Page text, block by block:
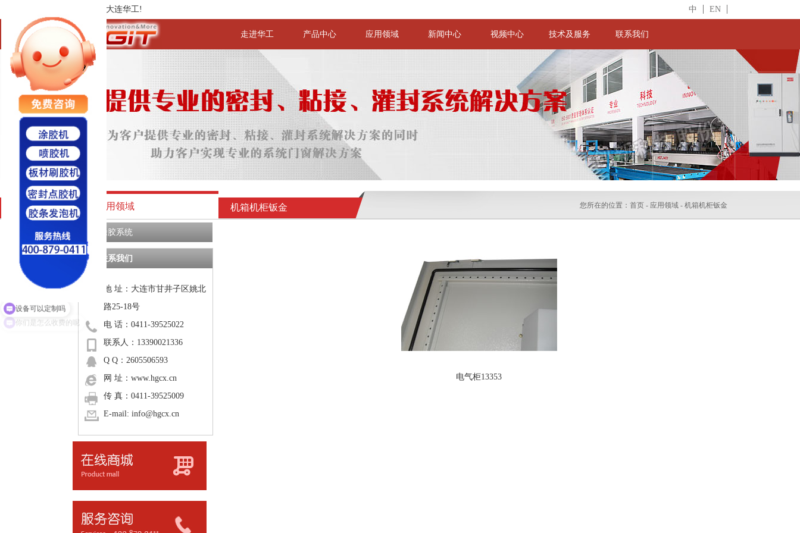
欢迎进入大连华工! 中 EN
走进华工 产品中心 应用领域 新闻中心 视频中心 技术及服务 联系我们
应用领域
涂胶系统
联系我们
地 址：大连市甘井子区姚北
路25-18号
电 话：0411-39525022
联系人：13390021336
Q Q：2605506593
网 址：www.hgcx.cn
传 真：0411-39525009
E-mail: info@hgcx.cn
您所在的位置： 首页 - 应用领域 - 机箱机柜钣金
机箱机柜钣金
电气柜13353
你们是怎么收费的呢
设备可以定制吗